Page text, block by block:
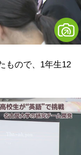
もので、1年生12